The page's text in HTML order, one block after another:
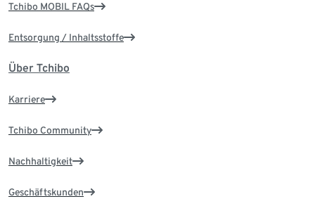
Tchibo MOBIL FAQs
Entsorgung / Inhaltsstoffe
Über Tchibo
Karriere
Tchibo Community
Nachhaltigkeit
Geschäftskunden